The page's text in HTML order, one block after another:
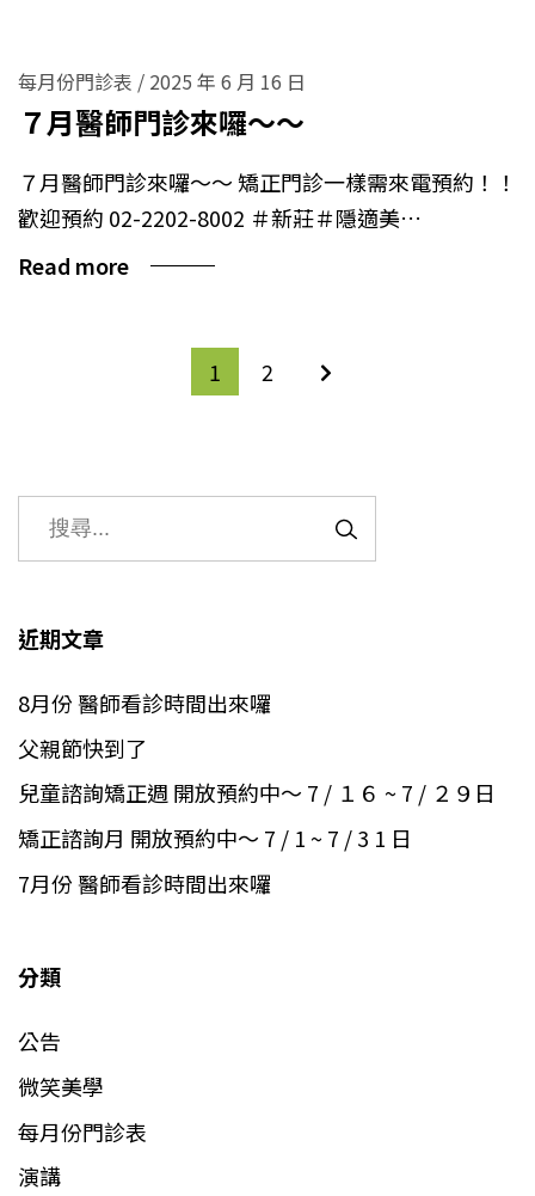
每月份門診表 / 2025 年 6 月 16 日
７月醫師門診來囉～～
７月醫師門診來囉～～ 矯正門診一樣需來電預約！！
歡迎預約 02-2202-8002 ＃新莊＃隱適美…
Read more
1 2
近期文章
8月份 醫師看診時間出來囉
父親節快到了
兒童諮詢矯正週 開放預約中～ 7 / １６ ~ 7 / ２９日
矯正諮詢月 開放預約中～ 7 / 1 ~ 7 / 3 1 日
7月份 醫師看診時間出來囉
分類
公告
微笑美學
每月份門診表
演講